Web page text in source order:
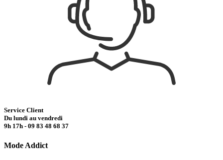
Service Client
Du lundi au vendredi
9h 17h - 09 83 48 68 37
Mode Addict